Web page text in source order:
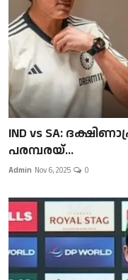
IND vs SA:
പരമ്പരയ്...
Admin Nov 6, 2025 0